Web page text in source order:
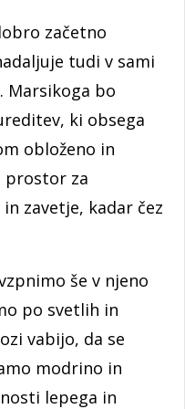
začetno
tudi v sami
Marsikoga bo
ki obsega
obloženo in
prostor za
zavetje, kadar čez
še v njeno
po svetlih in
vabijo, da se
modrino in
lepega in